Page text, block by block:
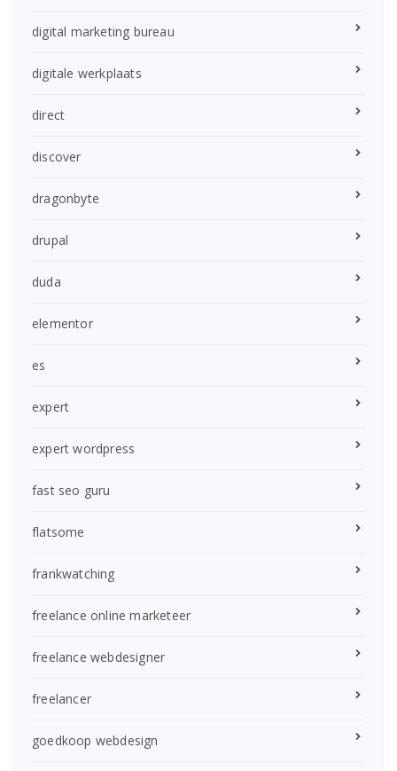
digital marketing bureau
digitale werkplaats
direct
discover
dragonbyte
drupal
duda
elementor
es
expert
expert wordpress
fast seo guru
flatsome
frankwatching
freelance online marketeer
freelance webdesigner
freelancer
goedkoop webdesign